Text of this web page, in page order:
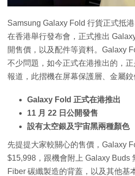
Samsung Galaxy Fold 行貨正式抵
在香港舉行發布會，正式推出
開售價，以及配件等資料。Galaxy
不少問題，如今正式在港推出的，
報道，此摺機在屏幕保護層、金屬鉸
Galaxy Fold 正式在港推出
11 月 22 日公開發售
設有太空銀及宇宙黑兩種顏色
先提提大家較關心的售價，Galaxy
$15,998，跟機會附上 Galaxy Buds
Fiber 碳纖製造的背蓋，以及其他基